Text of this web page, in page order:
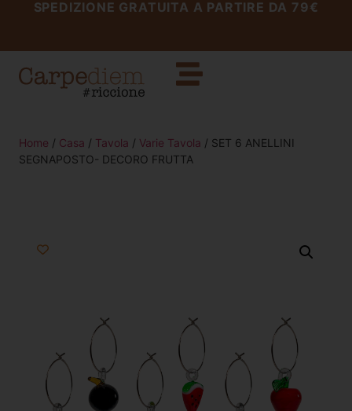
SPEDIZIONE GRATUITA A PARTIRE DA 79€
Home / Casa / Tavola / Varie Tavola / SET 6 ANELLINI
SEGNAPOSTO- DECORO FRUTTA